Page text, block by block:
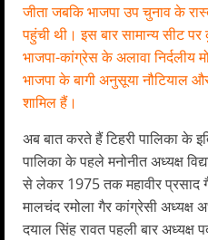
जीता जबकि भाजपा उप चुनाव के
पहुंची थी। इस बार सामान्य सीट
भाजपा-कांग्रेस के अलावा निर्दलीय
भाजपा के बागी अनुसूया नौटियाल
शामिल हैं।
अब बात करते हैं टिहरी पालिका के
पालिका के पहले मनोनीत अध्यक्ष
से लेकर 1975 तक महावीर प्रसाद
मालचंद रमोला गैर कांग्रेसी
दयाल सिंह रावत पहली बार